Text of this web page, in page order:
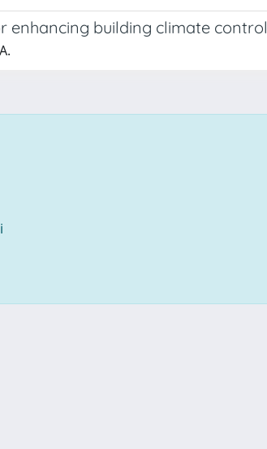
enhancing building climate control